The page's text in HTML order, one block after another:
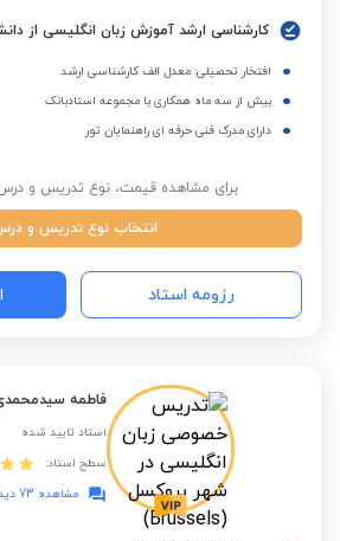
کارشناسی ارشد آموزش زبان انگلیسی از
افتخار تحصیلی: معدل الف کارشناسی ارشد
بیش از سه ماه همکاری با مجموعه استادبانک
دارای مدرک فنی حرفه ای راهنمایان تور
برای مشاهده قیمت، نوع تدریس و درس
انتخاب نوع تدریس و
رزومه استاد
فاطمه
استاد تایید شده
سطح استاد:
مشاهده 73 دیدگاه